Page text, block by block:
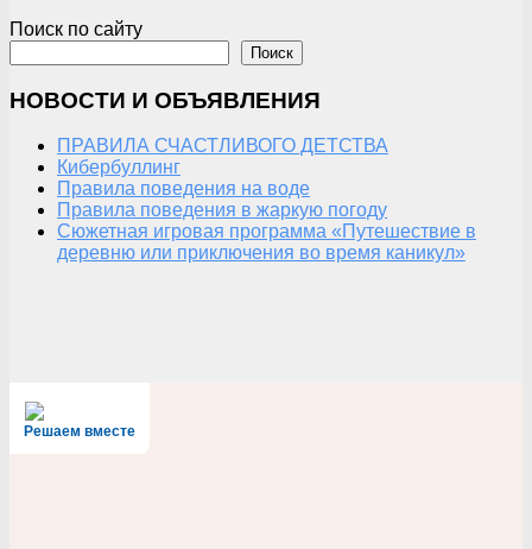
Поиск по сайту
Поиск
НОВОСТИ И ОБЪЯВЛЕНИЯ
ПРАВИЛА СЧАСТЛИВОГО ДЕТСТВА
Кибербуллинг
Правила поведения на воде
Правила поведения в жаркую погоду
Сюжетная игровая программа «Путешествие в
деревню или приключения во время каникул»
Решаем вместе